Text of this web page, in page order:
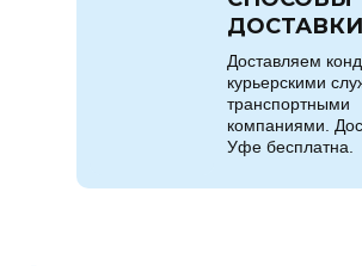
Доставляем
курьерскими
транспортными
компаниями.
Уфе бесплатна.
ДОСТАВКИ